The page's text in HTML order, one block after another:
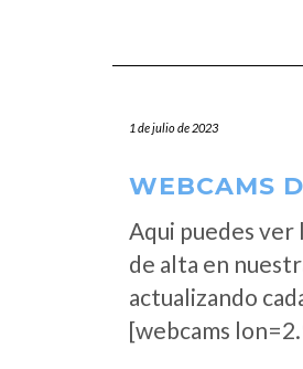
1 de julio de 2023
WEBCAMS
Aqui puedes ver
de alta en
actualizando
[webcams